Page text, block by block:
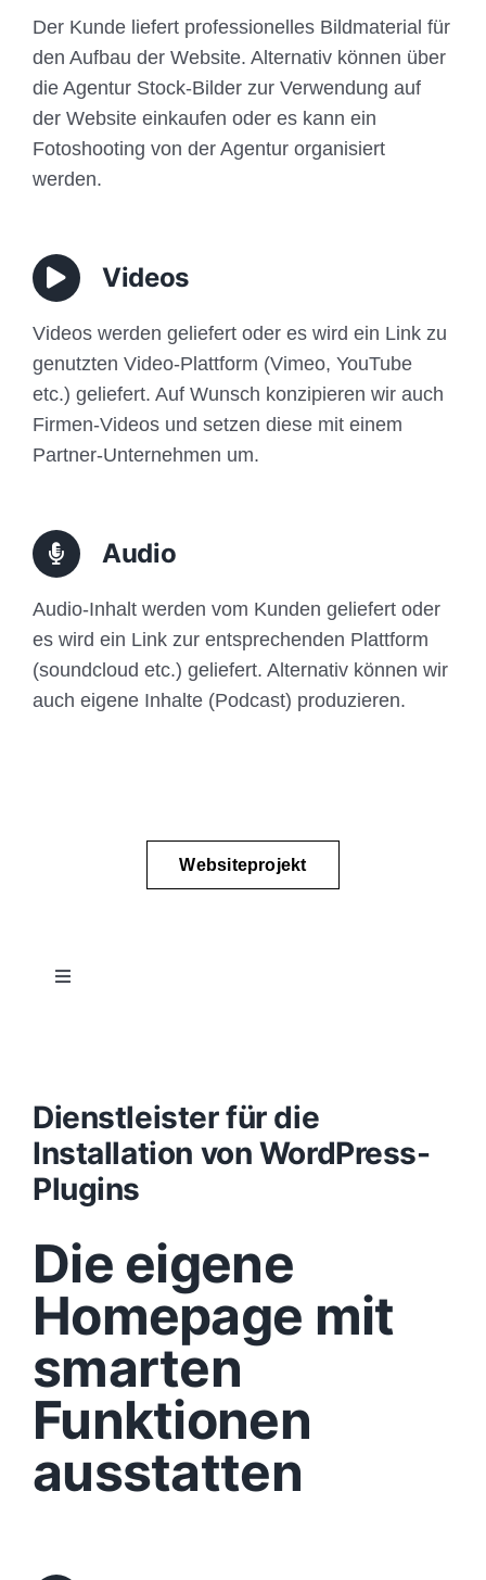
Der Kunde liefert professionelles Bildmaterial für
den Aufbau der Website. Alternativ können über
die Agentur Stock-Bilder zur Verwendung auf
der Website einkaufen oder es kann ein
Fotoshooting von der Agentur organisiert
werden.
Videos
Videos werden geliefert oder es wird ein Link zu
genutzten Video-Plattform (Vimeo, YouTube
etc.) geliefert. Auf Wunsch konzipieren wir auch
Firmen-Videos und setzen diese mit einem
Partner-Unternehmen um.
Audio
Audio-Inhalt werden vom Kunden geliefert oder
es wird ein Link zur entsprechenden Plattform
(soundcloud etc.) geliefert. Alternativ können wir
auch eigene Inhalte (Podcast) produzieren.
Websiteprojekt
Toggle
Konzept
Design
Content
Funktionen
Aufbau
Traffic
Dienstleister für die
Installation von WordPress-
Plugins
Die eigene
Homepage mit
smarten
Funktionen
ausstatten